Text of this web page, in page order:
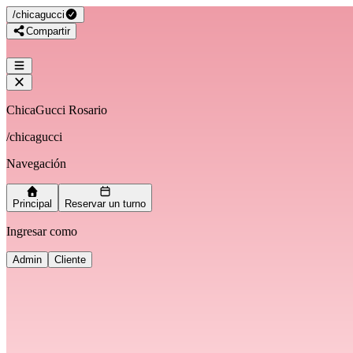
/chicagucci
Compartir
ChicaGucci Rosario
/chicagucci
Navegación
Principal Reservar un turno
Ingresar como
Admin Cliente